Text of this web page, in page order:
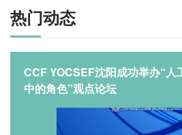
热门动态
CCF YOCSEF沈阳成功举办“人
中的角色”观点论坛